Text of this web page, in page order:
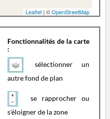
Leaflet | ©OpenStreetMap
Fonctionnalités de la carte
:
sélectionner un
autre fond de plan
se rapprocher ou
s'éloigner de la zone